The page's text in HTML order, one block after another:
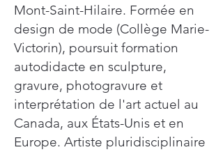
Mont-Saint-Hilaire. Formée en
design de mode (Collège Marie-
Victorin), poursuit formation
autodidacte en sculpture,
gravure, photogravure et
interprétation de l'art actuel au
Canada, aux États-Unis et en
Europe. Artiste pluridisciplinaire